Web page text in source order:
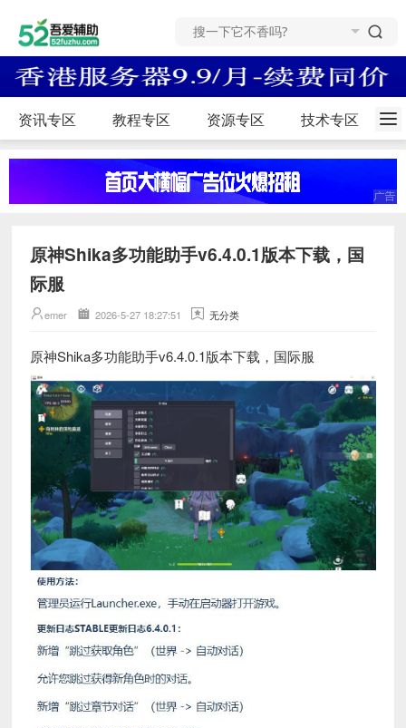
资讯专区 教程专区 资源专区 技术专区
原神Shika多功能助手v6.4.0.1版本下载，国
际服
emer 2026-5-27 18:27:51 无分类
原神Shika多功能助手v6.4.0.1版本下载，国际服